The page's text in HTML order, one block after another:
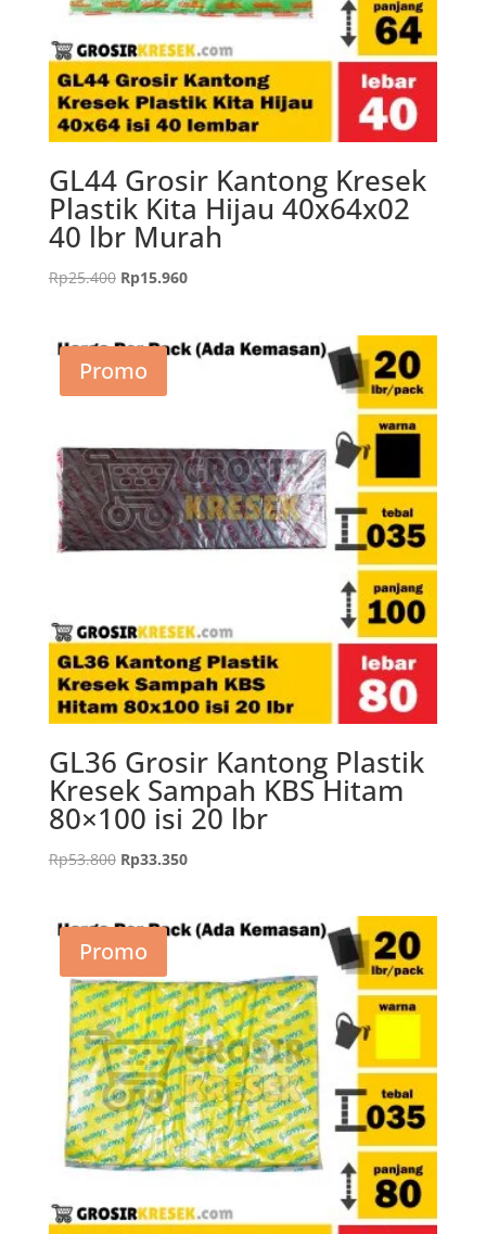
GL44 Grosir Kantong Kresek
Plastik Kita Hijau 40x64x02
40 lbr Murah
Rp25.400 Harga
Rp25.400.
Rp15.960Harga
adalah:
Promo
GL36 Grosir Kantong Plastik
Kresek Sampah KBS Hitam
80×100 isi 20 lbr
Rp53.800 Harga
Rp53.800.
Rp33.350Harga
adalah:
Promo